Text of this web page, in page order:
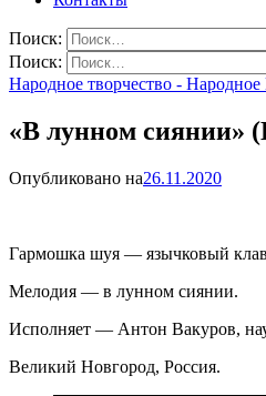
Поиск:
Поиск:
Народное творчество -
«В лунном сиянии»
Опубликовано на26.11.2020
Гармошка шуя — язычковый
Мелодия — в лунном сиянии.
Исполняет — Антон Вакуров,
Великий Новгород, Россия.